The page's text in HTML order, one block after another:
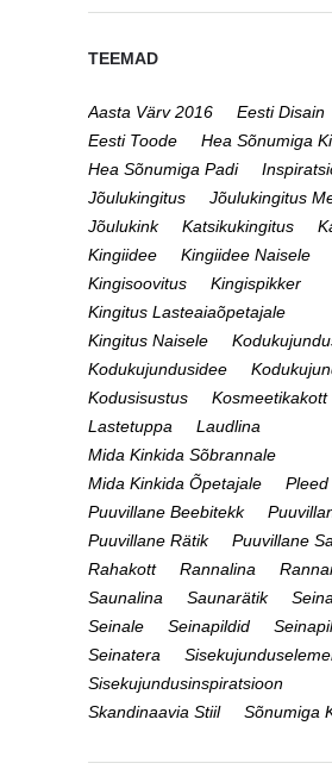
Sõnumiga köögirätikud
Sõnumiga põlled
AKSESSUAARID
Joogipudelid
Ehtekarbid
Linased sallid
Puuvillased pleedid
Puuvillased rätikud
Kotid
Kaarditaskud
Pinalid
Scrunchie/patsikumm
Telefonikott
Kosmeetikakotid
Lukuga kotid
AKSESSUAARID LASTELE
KODU & SISUSTUS
Majapidamine
Lastele